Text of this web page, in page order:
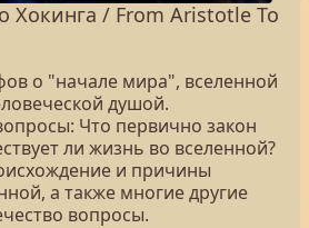
Хокинга / From Aristotle To
о "начале мира", вселенной
душой.
Что первично закон
ли жизнь во вселенной?
и причины
а также многие другие
вопросы.